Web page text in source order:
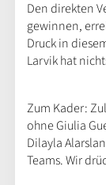
Den direkten
gewinnen,
Druck in
Larvik hat
Zum Kader:
ohne Giulia
Dilayla
Teams. Wir